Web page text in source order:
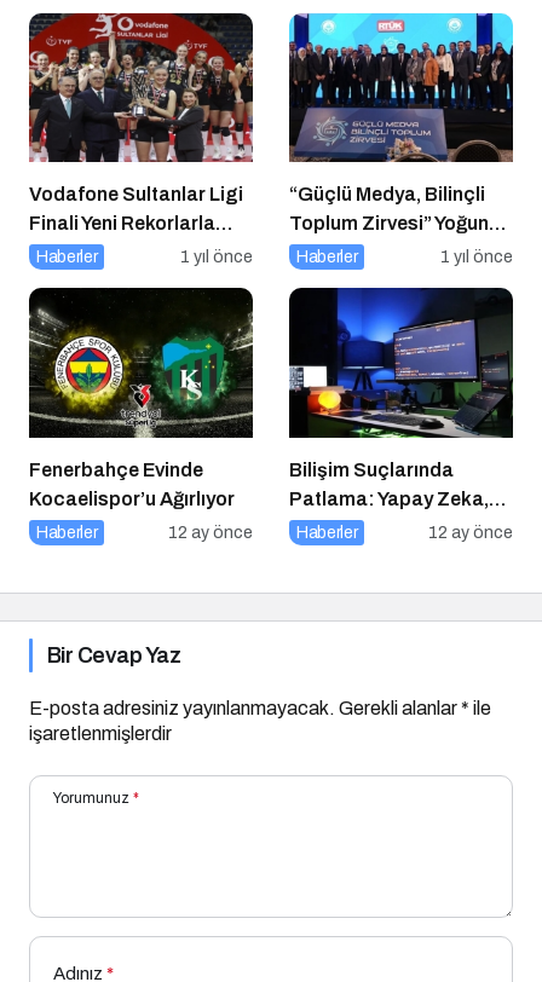
Vodafone Sultanlar Ligi
Finali Yeni Rekorlarla
Tamamlandı
Haberler 1 yıl önce
“Güçlü Medya, Bilinçli
Toplum Zirvesi” Yoğun
Katılımla Gerçekleşti
Haberler 1 yıl önce
Fenerbahçe Evinde
Kocaelispor’u Ağırlıyor
Haberler 12 ay önce
Bilişim Suçlarında
Patlama: Yapay Zeka,
Sahte Siteler ve Dijital
Haberler 12 ay önce
Bir Cevap Yaz
E-posta adresiniz yayınlanmayacak. Gerekli alanlar* ile
işaretlenmişlerdir
Yorumunuz *
Adınız *